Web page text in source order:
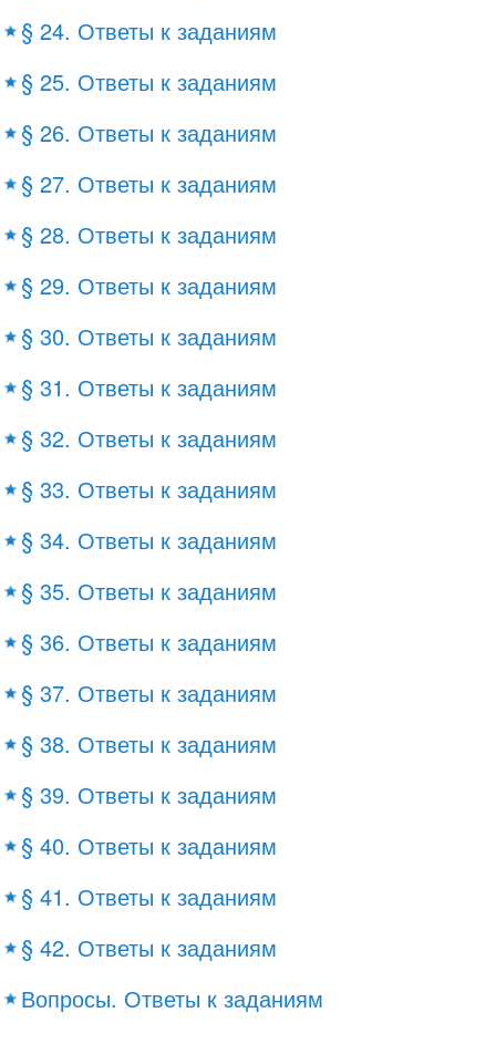
§ 24. Ответы к заданиям
§ 25. Ответы к заданиям
§ 26. Ответы к заданиям
§ 27. Ответы к заданиям
§ 28. Ответы к заданиям
§ 29. Ответы к заданиям
§ 30. Ответы к заданиям
§ 31. Ответы к заданиям
§ 32. Ответы к заданиям
§ 33. Ответы к заданиям
§ 34. Ответы к заданиям
§ 35. Ответы к заданиям
§ 36. Ответы к заданиям
§ 37. Ответы к заданиям
§ 38. Ответы к заданиям
§ 39. Ответы к заданиям
§ 40. Ответы к заданиям
§ 41. Ответы к заданиям
§ 42. Ответы к заданиям
Вопросы. Ответы к заданиям